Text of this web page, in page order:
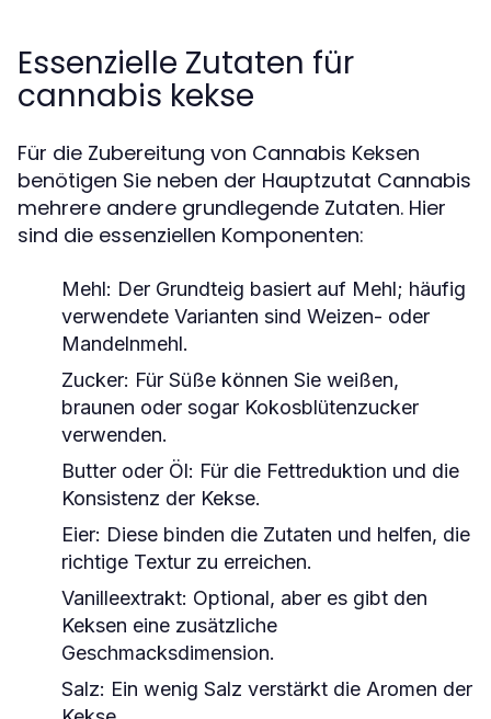
Essenzielle Zutaten für
cannabis kekse
Für die Zubereitung von Cannabis Keksen
benötigen Sie neben der Hauptzutat Cannabis
mehrere andere grundlegende Zutaten. Hier
sind die essenziellen Komponenten:
Mehl: Der Grundteig basiert auf Mehl; häufig
verwendete Varianten sind Weizen- oder
Mandelnmehl.
Zucker: Für Süße können Sie weißen,
braunen oder sogar Kokosblütenzucker
verwenden.
Butter oder Öl: Für die Fettreduktion und die
Konsistenz der Kekse.
Eier: Diese binden die Zutaten und helfen, die
richtige Textur zu erreichen.
Vanilleextrakt: Optional, aber es gibt den
Keksen eine zusätzliche
Geschmacksdimension.
Salz: Ein wenig Salz verstärkt die Aromen der